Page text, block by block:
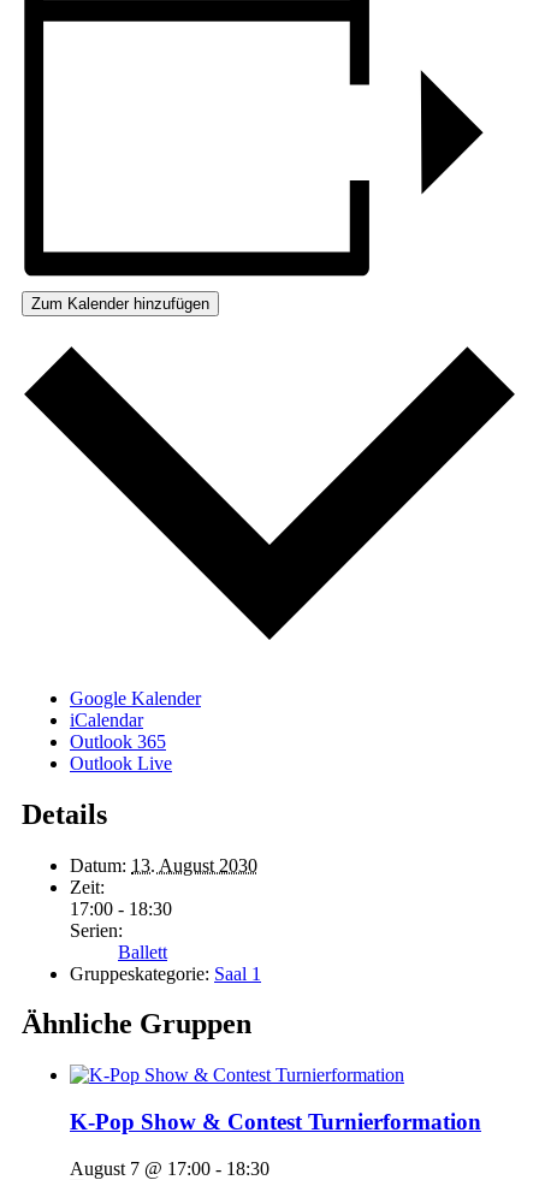
Zum Kalender hinzufügen
Google Kalender
iCalendar
Outlook 365
Outlook Live
Details
Datum: 13. August 2030
Zeit:
17:00 - 18:30
Serien:
Ballett
Gruppeskategorie: Saal 1
Ähnliche Gruppen
K-Pop Show & Contest Turnierformation
August 7 @ 17:00 - 18:30